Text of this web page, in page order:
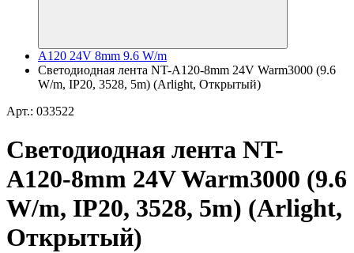
A120 24V 8mm 9.6 W/m
Светодиодная лента NT-A120-8mm 24V Warm3000 (9.6
W/m, IP20, 3528, 5m) (Arlight, Открытый)
Арт.: 033522
Светодиодная лента NT-
A120-8mm 24V Warm3000 (9.6
W/m, IP20, 3528, 5m) (Arlight,
Открытый)